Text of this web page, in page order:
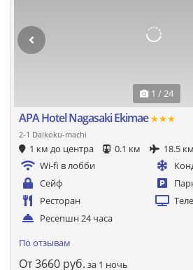
1 / 24
APA Hotel Nagasaki Ekimae★★★
2-1 Daikoku-machi
1 км до центра 0.1 км
18.5 км
Wi-fi в лобби
Сейф
Ресторан
Ресепшн 24 часа
По отзывам
От3660 руб. за 1 ночь